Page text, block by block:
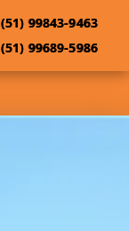
(51) 99843-9463
(51) 99689-5986